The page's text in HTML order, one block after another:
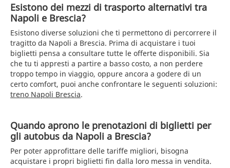
Esistono dei mezzi di trasporto alternativi tra
Napoli e Brescia?
Esistono diverse soluzioni che ti permettono di percorrere il
tragitto da Napoli a Brescia. Prima di acquistare i tuoi
biglietti pensa a consultare tutte le offerte disponibili. Sia
che tu ti appresti a partire a basso costo, a non perdere
troppo tempo in viaggio, oppure ancora a godere di un
certo comfort, puoi anche confrontare le seguenti soluzioni:
treno Napoli Brescia.
Quando aprono le prenotazioni di biglietti per
gli autobus da Napoli a Brescia?
Per poter approfittare delle tariffe migliori, bisogna
acquistare i propri biglietti fin dalla loro messa in vendita.